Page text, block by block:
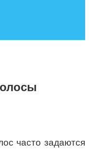
часто задаются